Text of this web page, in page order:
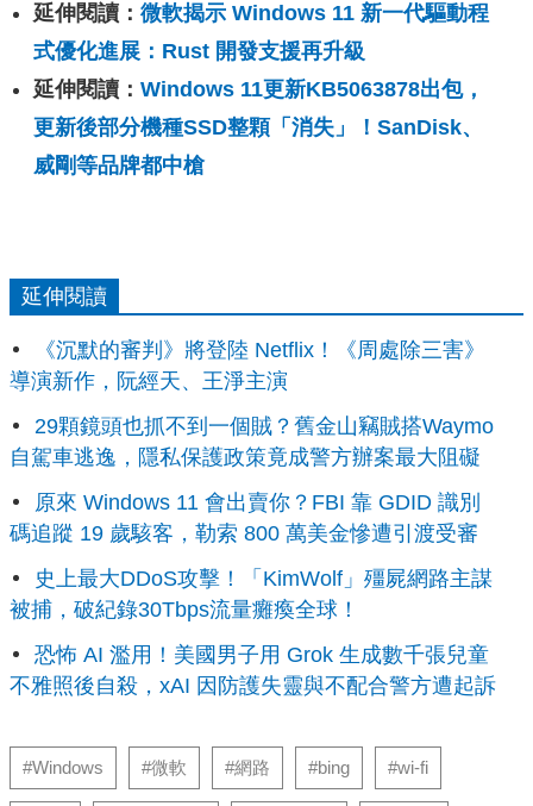
延伸閱讀： 微軟揭示 Windows 11 新一代驅動程
式優化進展：Rust 開發支援再升級
延伸閱讀： Windows 11更新KB5063878出包，
更新後部分機種SSD整顆「消失」！SanDisk、
威剛等品牌都中槍
延伸閱讀
《沉默的審判》將登陸 Netflix！《周處除三害》
導演新作，阮經天、王淨主演
29顆鏡頭也抓不到一個賊？舊金山竊賊搭Waymo
自駕車逃逸，隱私保護政策竟成警方辦案最大阻礙
原來 Windows 11 會出賣你？FBI 靠 GDID 識別
碼追蹤 19 歲駭客，勒索 800 萬美金慘遭引渡受審
史上最大DDoS攻擊！「KimWolf」殭屍網路主謀
被捕，破紀錄30Tbps流量癱瘓全球！
恐怖 AI 濫用！美國男子用 Grok 生成數千張兒童
不雅照後自殺，xAI 因防護失靈與不配合警方遭起訴
#Windows #微軟 #網路 #bing #wi-fi